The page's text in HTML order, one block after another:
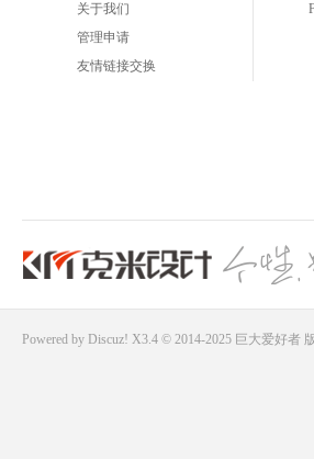
关于我们
管理申请
友情链接交换
Powered by Discuz! X3.4 © 2014-2025 巨大爱好者